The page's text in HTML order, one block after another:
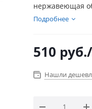
нержавеющая
и примыканиям
Подробнее
510 руб.
Нашли